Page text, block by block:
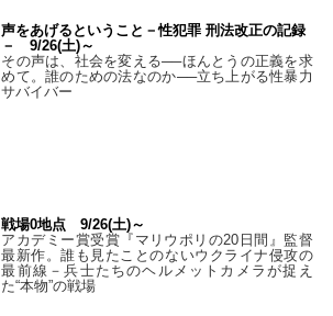
声をあげるということ－性犯罪 刑法改正の記録
－ 9/26(土)～
その声は、社会を変える──ほんとうの正義を求
めて。誰のための法なのか──立ち上がる性暴力
サバイバー
戦場0地点 9/26(土)～
アカデミー賞受賞『マリウポリの20日間』監督
最新作。誰も見たことのないウクライナ侵攻の
最前線－兵士たちのヘルメットカメラが捉え
た“本物”の戦場